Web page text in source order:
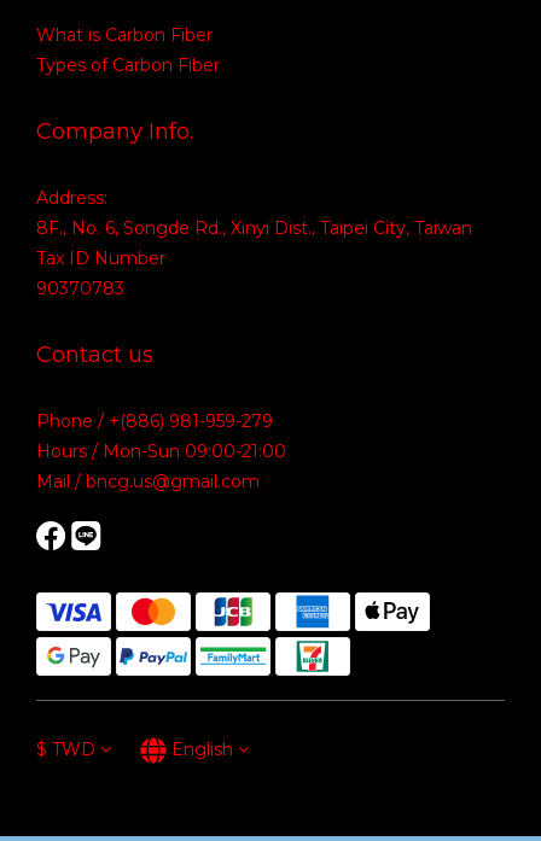
What is Carbon Fiber
Types of Carbon Fiber
Company Info.
Address:
8F., No. 6, Songde Rd., Xinyi Dist., Taipei City, Taiwan
Tax ID Number
90370783
Contact us
Phone / +(886) 981-959-279
Hours / Mon-Sun 09:00-21:00
Mail / bncg.us@gmail.com
$ TWD English